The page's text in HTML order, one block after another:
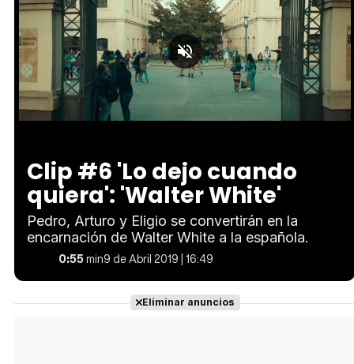
Clip #6 'Lo dejo cuando
quiera': 'Walter White'
Pedro, Arturo y Eligio se convertirán en la
encarnación de Walter White a la española.
0:55min9 de Abril 2019 | 16:49
Eliminar anuncios